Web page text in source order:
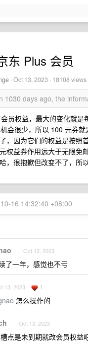
东 Plus 会员
·Oct 13, 2023 · 18108 views
1030 days ago, the
员权益，最大的变化就
会很少，所以 100 元券
，因为它们的权益是按照
权益券作用远大于无限免
，很抱歉但改变不了，所
16 14:32:40 +08:00
Oct 13, 2023
了一年，感觉也不亏
13, 2023 1
怎么操作的
Oct 13, 2023
点是未到期就改会员权益